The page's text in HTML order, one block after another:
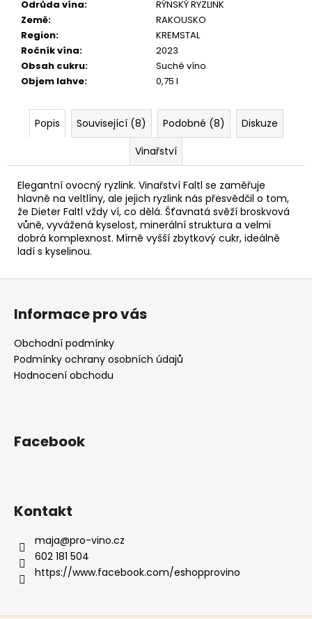
Odrůda vína:
RÝNSKÝ RYZLINK
Země:
RAKOUSKO
Region:
KREMSTAL
Ročník vína:
2023
Obsah cukru:
Suché víno
Objem lahve: 0,75 l
Popis Související (8) Podobné (8)
Diskuze
Vinařství
Elegantní ovocný ryzlink. Vinařství Faltl se zaměřuje
hlavně na veltlíny, ale jejich ryzlink nás přesvědčil o tom,
že Dieter Faltl vždy ví, co dělá. Šťavnatá svěží broskvová
vůně, vyvážená kyselost, minerální struktura a velmi
dobrá komplexnost. Mírně vyšší zbytkový cukr, ideálně
ladí s kyselinou.
u
e
m
e
GRÜNER
VELTLINER
KAMPTAL
2024
310
Kč
Z
Informace pro vás
Obchodní podmínky
Podmínky ochrany osobních údajů
Hodnocení obchodu
Facebook
Kontakt
maja@pro-vino.cz
602 181 504
https://www.facebook.com/eshopprovino